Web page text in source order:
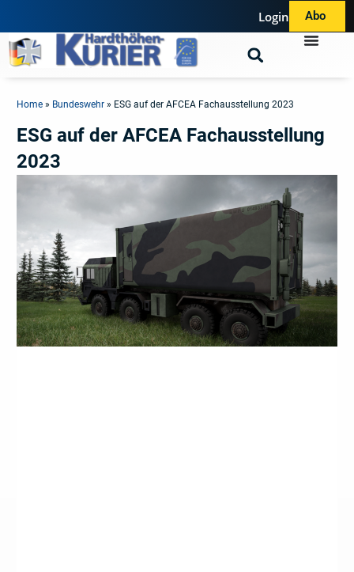
Login Abo
Home » Bundeswehr » ESG auf der AFCEA Fachausstellung 2023
ESG auf der AFCEA Fachausstellung
2023